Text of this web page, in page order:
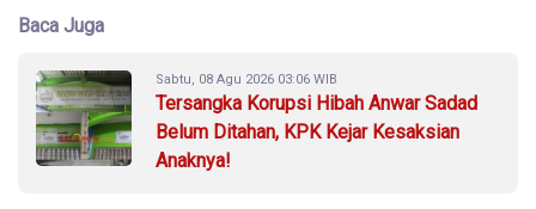
Baca Juga
Sabtu, 08 Agu 2026 03:06 WIB
Tersangka Korupsi Hibah Anwar Sadad
Belum Ditahan, KPK Kejar Kesaksian
Anaknya!